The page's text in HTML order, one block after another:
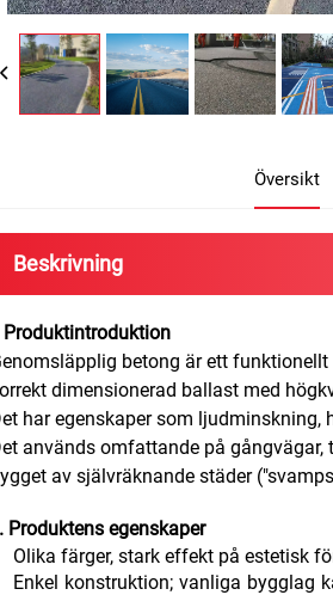
Översikt
Beskrivning
Produktintroduktion
betong är ett
dimensionerad ballast med
har egenskaper som
används omfattande på gångvägar,
av självräknande städer
Produktens egenskaper
Olika färger, stark effekt på estetisk
Enkel konstruktion; vanliga bygglag